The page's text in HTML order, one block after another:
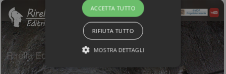
ACCETTA TUTTO
RIFIUTA TUTTO
MOSTRA DETTAGLI